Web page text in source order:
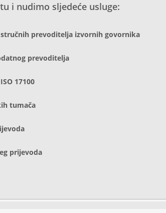
i nudimo sljedeće usluge:
prevoditelja izvornih govornika
prevoditelja
17100
tumača
prijevoda